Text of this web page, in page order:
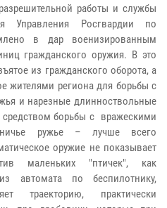
работы и службы
Управления Росгвардии по
в дар военизированным
гражданского оружия. В это
из гражданского оборота, а
жителями региона для борьбы с
и нарезные длинноствольные
борьбы с вражескими
ружье – лучше всего
оружие не показывает
маленьких "птичек", как
автомата по беспилотнику,
траекторию, практически